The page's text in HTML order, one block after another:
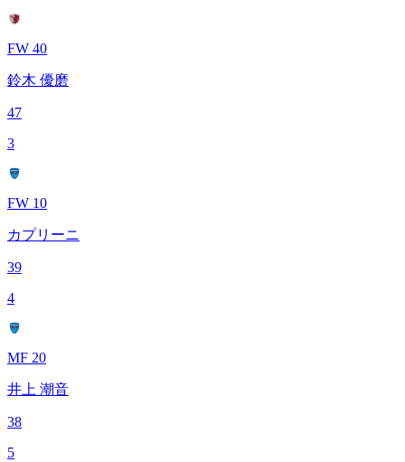
FW 40
鈴木 優磨
47
3
FW 10
カプリーニ
39
4
MF 20
井上 潮音
38
5